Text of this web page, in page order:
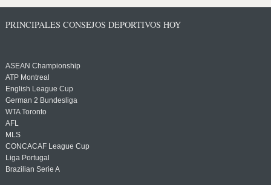
PRINCIPALES CONSEJOS DEPORTIVOS HOY
ASEAN Championship
ATP Montreal
English League Cup
German 2 Bundesliga
WTA Toronto
AFL
MLS
CONCACAF League Cup
Liga Portugal
Brazilian Serie A